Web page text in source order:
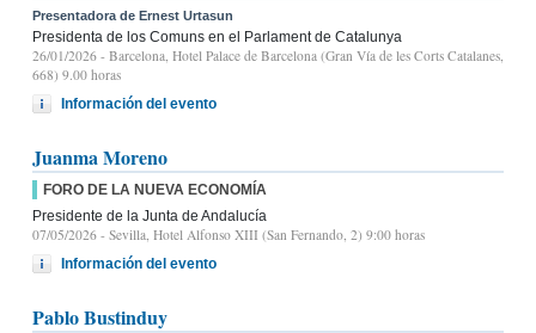
Presentadora de Ernest Urtasun
Presidenta de los Comuns en el Parlament de Catalunya
26/01/2026 - Barcelona, Hotel Palace de Barcelona (Gran Vía de les Corts Catalanes,
668) 9.00 horas
Información del evento
Juanma Moreno
FORO DE LA NUEVA ECONOMÍA
Presidente de la Junta de Andalucía
07/05/2026 - Sevilla, Hotel Alfonso XIII (San Fernando, 2) 9:00 horas
Información del evento
Pablo Bustinduy